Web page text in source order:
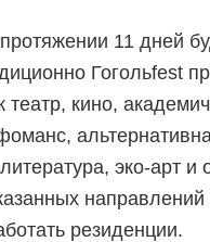
11 дней
Гогольfest
театр, кино,
эко-арт и
резиденции.